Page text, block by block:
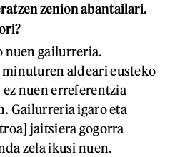
zenion abantailari.
nuen gailurreria.
aldeari eusteko
nuen erreferentzia
Gailurreria igaro eta
jaitsiera gogorra
zela ikusi nuen.